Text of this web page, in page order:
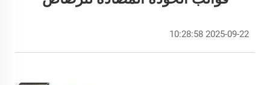
2025-09-22 10:28:58